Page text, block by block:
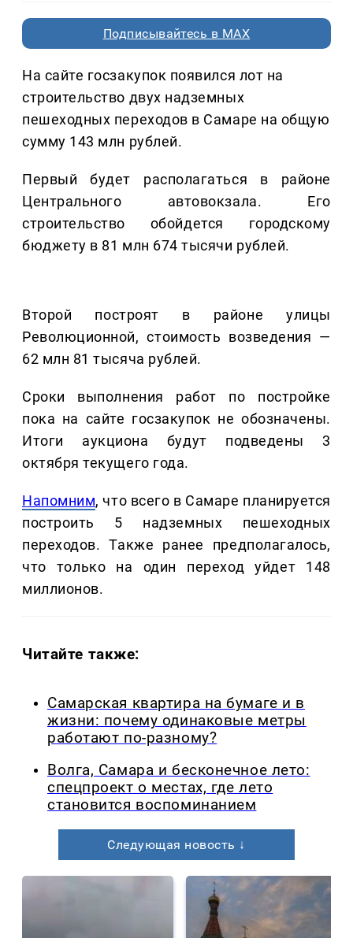
Подписывайтесь в MAX
На сайте госзакупок появился лот на
строительство двух надземных
пешеходных переходов в Самаре на общую
сумму 143 млн рублей.
Первый будет располагаться в районе
Центрального автовокзала. Его
строительство обойдется городскому
бюджету в 81 млн 674 тысячи рублей.
Второй построят в районе улицы
Революционной, стоимость возведения —
62 млн 81 тысяча рублей.
Сроки выполнения работ по постройке
пока на сайте госзакупок не обозначены.
Итоги аукциона будут подведены 3
октября текущего года.
Напомним, что всего в Самаре планируется
построить 5 надземных пешеходных
переходов. Также ранее предполагалось,
что только на один переход уйдет 148
миллионов.
Читайте также:
Самарская квартира на бумаге и в
жизни: почему одинаковые метры
работают по-разному?
Волга, Самара и бесконечное лето:
спецпроект о местах, где лето
становится воспоминанием
Следующая новость ↓